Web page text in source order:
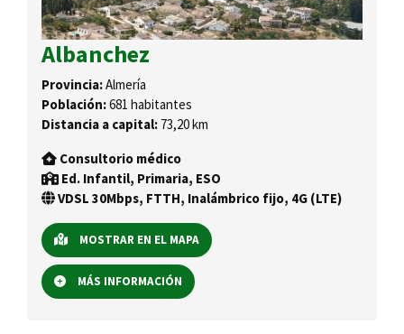
Albanchez
Provincia:Almería
Población:681 habitantes
Distancia a capital: 73,20 km
Consultorio médico
Ed. Infantil, Primaria, ESO
VDSL 30Mbps, FTTH, Inalámbrico fijo, 4G (LTE)
MOSTRAR EN EL MAPA
MÁS INFORMACIÓN